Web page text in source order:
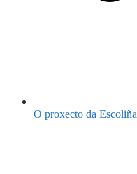
O proxecto da Escoliña